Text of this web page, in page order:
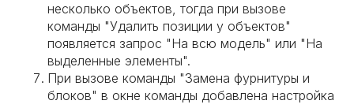
несколько объектов, тогда при вызове
команды "Удалить позиции у объектов"
появляется запрос "На всю модель" или "На
выделенные элементы".
При вызове команды "Замена фурнитуры и
блоков" в окне команды добавлена настройка